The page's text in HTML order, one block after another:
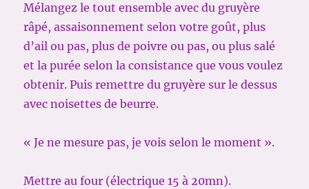
Mélangez le tout ensemble avec du gruyère
râpé, assaisonnement selon votre goût, plus
d’ail ou pas, plus de poivre ou pas, ou plus salé
et la purée selon la consistance que vous voulez
obtenir. Puis remettre du gruyère sur le dessus
avec noisettes de beurre.
« Je ne mesure pas, je vois selon le moment ».
Mettre au four (électrique 15 à 20mn).